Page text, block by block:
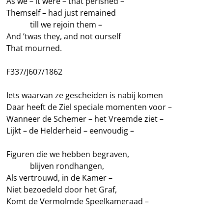
Themself – had just remained
———till we rejoin them –
And ’twas they, and not ourself
That mourned.
F337/J607/1862
Iets waarvan ze gescheiden is nabij komen
Daar heeft de Ziel speciale momenten voor –
Wanneer de Schemer – het Vreemde ziet –
Lijkt – de Helderheid – eenvoudig –
Figuren die we hebben begraven,
blijven rondhangen,
Als vertrouwd, in de Kamer –
Niet bezoedeld door het Graf,
Komt de Vermolmde Speelkameraad –